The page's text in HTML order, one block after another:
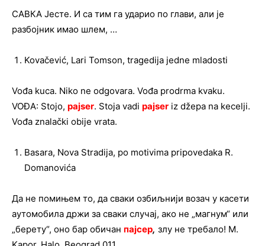
САВКА Јесте. И са тим га ударио по глави, али је
разбојник имао шлем, …
Kovačević, Lari Tomson, tragedija jedne mladosti
Vođa kuca. Niko ne odgovara. Vođa prodrma kvaku.
VOĐA: Stojo, pajser. Stoja vadi pajser iz džepa na kecelji.
Vođa znalački obije vrata.
Basara, Nova Stradija, po motivima pripovedaka R.
Domanovića
Да не помињем то, да сваки озбиљнији возач у касети
аутомобила држи за сваки случај, ако не „магнум“ или
„берету“, оно бар обичан пајсер, злу не требало! M.